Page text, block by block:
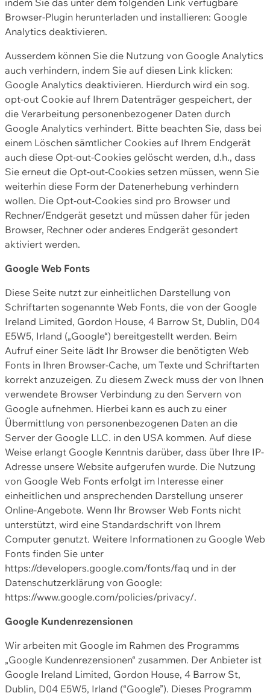
indem Sie das unter dem folgenden Link verfügbare
Browser-Plugin herunterladen und installieren: Google
Analytics deaktivieren.
Ausserdem können Sie die Nutzung von Google Analytics
auch verhindern, indem Sie auf diesen Link klicken:
Google Analytics deaktivieren. Hierdurch wird ein sog.
opt-out Cookie auf Ihrem Datenträger gespeichert, der
die Verarbeitung personenbezogener Daten durch
Google Analytics verhindert. Bitte beachten Sie, dass bei
einem Löschen sämtlicher Cookies auf Ihrem Endgerät
auch diese Opt-out-Cookies gelöscht werden, d.h., dass
Sie erneut die Opt-out-Cookies setzen müssen, wenn Sie
weiterhin diese Form der Datenerhebung verhindern
wollen. Die Opt-out-Cookies sind pro Browser und
Rechner/Endgerät gesetzt und müssen daher für jeden
Browser, Rechner oder anderes Endgerät gesondert
aktiviert werden.
Google Web Fonts
Diese Seite nutzt zur einheitlichen Darstellung von
Schriftarten sogenannte Web Fonts, die von der Google
Ireland Limited, Gordon House, 4 Barrow St, Dublin, D04
E5W5, Irland („Google“) bereitgestellt werden. Beim
Aufruf einer Seite lädt Ihr Browser die benötigten Web
Fonts in Ihren Browser-Cache, um Texte und Schriftarten
korrekt anzuzeigen. Zu diesem Zweck muss der von Ihnen
verwendete Browser Verbindung zu den Servern von
Google aufnehmen. Hierbei kann es auch zu einer
Übermittlung von personenbezogenen Daten an die
Server der Google LLC. in den USA kommen. Auf diese
Weise erlangt Google Kenntnis darüber, dass über Ihre IP-
Adresse unsere Website aufgerufen wurde. Die Nutzung
von Google Web Fonts erfolgt im Interesse einer
einheitlichen und ansprechenden Darstellung unserer
Online-Angebote. Wenn Ihr Browser Web Fonts nicht
unterstützt, wird eine Standardschrift von Ihrem
Computer genutzt. Weitere Informationen zu Google Web
Fonts finden Sie unter
https://developers.google.com/fonts/faq und in der
Datenschutzerklärung von Google:
https://www.google.com/policies/privacy/.
Google Kundenrezensionen
Wir arbeiten mit Google im Rahmen des Programms
„Google Kundenrezensionen“ zusammen. Der Anbieter ist
Google Ireland Limited, Gordon House, 4 Barrow St,
Dublin, D04 E5W5, Irland (“Google”). Dieses Programm